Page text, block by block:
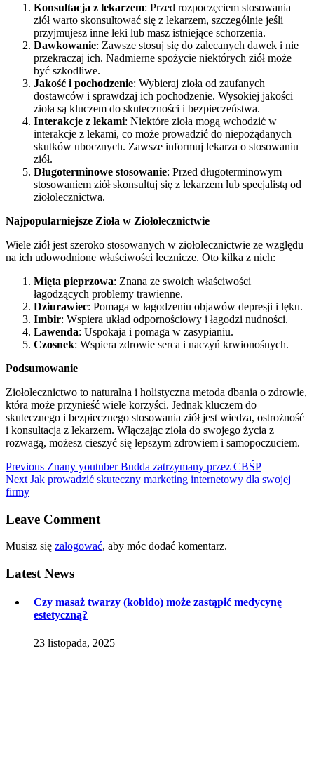
Konsultacja z lekarzem: Przed rozpoczęciem stosowania
ziół warto skonsultować się z lekarzem, szczególnie jeśli
przyjmujesz inne leki lub masz istniejące schorzenia.
Dawkowanie: Zawsze stosuj się do zalecanych dawek i nie
przekraczaj ich. Nadmierne spożycie niektórych ziół może
być szkodliwe.
Jakość i pochodzenie: Wybieraj zioła od zaufanych
dostawców i sprawdzaj ich pochodzenie. Wysokiej jakości
zioła są kluczem do skuteczności i bezpieczeństwa.
Interakcje z lekami: Niektóre zioła mogą wchodzić w
interakcje z lekami, co może prowadzić do niepożądanych
skutków ubocznych. Zawsze informuj lekarza o stosowaniu
ziół.
Długoterminowe stosowanie: Przed długoterminowym
stosowaniem ziół skonsultuj się z lekarzem lub specjalistą od
ziołolecznictwa.
Najpopularniejsze Zioła w Ziołolecznictwie
Wiele ziół jest szeroko stosowanych w ziołolecznictwie ze względu
na ich udowodnione właściwości lecznicze. Oto kilka z nich:
Mięta pieprzowa: Znana ze swoich właściwości
łagodzących problemy trawienne.
Dziurawiec: Pomaga w łagodzeniu objawów depresji i lęku.
Imbir: Wspiera układ odpornościowy i łagodzi nudności.
Lawenda: Uspokaja i pomaga w zasypianiu.
Czosnek: Wspiera zdrowie serca i naczyń krwionośnych.
Podsumowanie
Ziołolecznictwo to naturalna i holistyczna metoda dbania o zdrowie,
która może przynieść wiele korzyści. Jednak kluczem do
skutecznego i bezpiecznego stosowania ziół jest wiedza, ostrożność
i konsultacja z lekarzem. Włączając zioła do swojego życia z
rozwagą, możesz cieszyć się lepszym zdrowiem i samopoczuciem.
Nawigacja
wpisu
Previous Previous
post:
Znany youtuber Budda zatrzymany przez CBŚP
Next Next
Jak prowadzić skuteczny marketing internetowy dla swojej
firmy
Leave Comment
Musisz się zalogować, aby móc dodać komentarz.
Latest News
Czy masaż twarzy (kobido) może zastąpić medycynę
estetyczną?
23 listopada, 2025